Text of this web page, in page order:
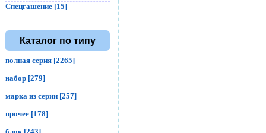
Спецгашение [15]
Каталог по типу
полная серия [2265]
набор [279]
марка из серии [257]
прочее [178]